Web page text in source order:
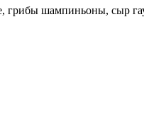
грибы шампиньоны, сыр